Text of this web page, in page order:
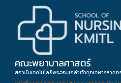
คณะพยาบาลศาสตร์
สถาบันเทคโนโลยีพระจอมเกล้าเจ้าคุณทหารลาดก